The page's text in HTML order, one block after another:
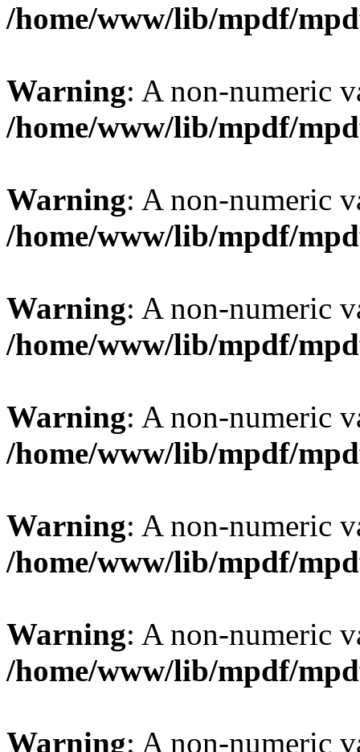
/home/www/lib/mpdf/
Warning: A non-numeric
/home/www/lib/mpdf/
Warning: A non-numeric
/home/www/lib/mpdf/
Warning: A non-numeric
/home/www/lib/mpdf/
Warning: A non-numeric
/home/www/lib/mpdf/
Warning: A non-numeric
/home/www/lib/mpdf/
Warning: A non-numeric
/home/www/lib/mpdf/
Warning: A non-numeric